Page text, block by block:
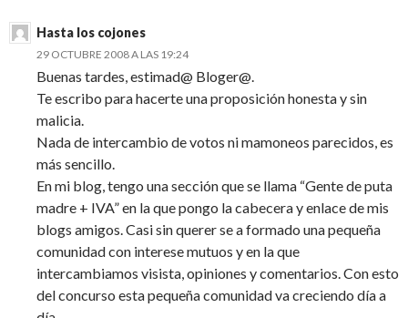
Hasta los cojones
29 OCTUBRE 2008 A LAS 19:24
Buenas tardes, estimad@ Bloger@.
Te escribo para hacerte una proposición honesta y sin
malicia.
Nada de intercambio de votos ni mamoneos parecidos, es
más sencillo.
En mi blog, tengo una sección que se llama “Gente de puta
madre + IVA” en la que pongo la cabecera y enlace de mis
blogs amigos. Casi sin querer se a formado una pequeña
comunidad con interese mutuos y en la que
intercambiamos visista, opiniones y comentarios. Con esto
del concurso esta pequeña comunidad va creciendo día a